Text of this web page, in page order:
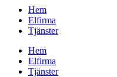
Hem
Elfirma
Tjänster
Hem
Elfirma
Tjänster